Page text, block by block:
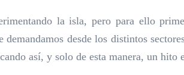
la isla, pero para ello
desde los distintos
así, y solo de esta manera, un